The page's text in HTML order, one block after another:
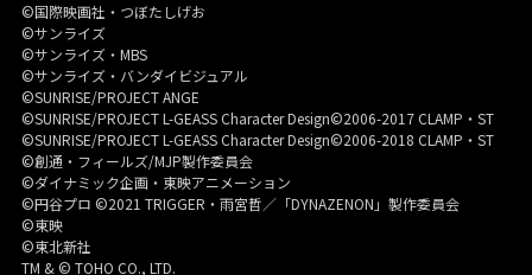
©国際映画社・つぼたしげお
©サンライズ
©サンライズ・MBS
©サンライズ・バンダイビジュアル
©SUNRISE/PROJECT ANGE
©SUNRISE/PROJECT L-GEASS Character Design©2006-2017 CLAMP・ST
©SUNRISE/PROJECT L-GEASS Character Design©2006-2018 CLAMP・ST
©創通・フィールズ/MJP製作委員会
©ダイナミック企画・東映アニメーション
©円谷プロ ©2021 TRIGGER・雨宮哲／「DYNAZENON」製作委員会
©東映
©東北新社
TM & © TOHO CO., LTD.